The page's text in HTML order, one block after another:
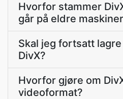
Hvorfor stammer
går på eldre
Skal jeg fortsatt
DivX?
Hvorfor gjøre om
videoformat?